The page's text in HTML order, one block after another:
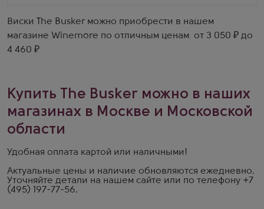
Виски The Busker можно приобрести в нашем
магазине Winemore по отличным ценам от 3 050 ₽ до
4 460 ₽
Купить The Busker можно в наших
магазинах в Москве и Московской
области
Удобная оплата картой или наличными!
Актуальные цены и наличие обновляются ежедневно.
Уточняйте детали на нашем сайте или по телефону +7
(495) 197-77-56.